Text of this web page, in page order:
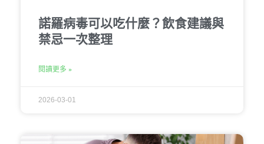
諾羅病毒可以吃什麼？飲食建議與
禁忌一次整理
閱讀更多 »
2026-03-01